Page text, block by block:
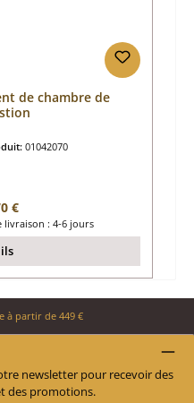
de chambre de
01042070
:
€
livraison : 4-6 jours
à partir de 449 €
newsletter pour recevoir des
des promotions.